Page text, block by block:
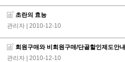
초란의 효능
관리자
| 2010-12-10
회원구매와 비회원구매/단골할인제도안내
관리자
| 2010-12-10